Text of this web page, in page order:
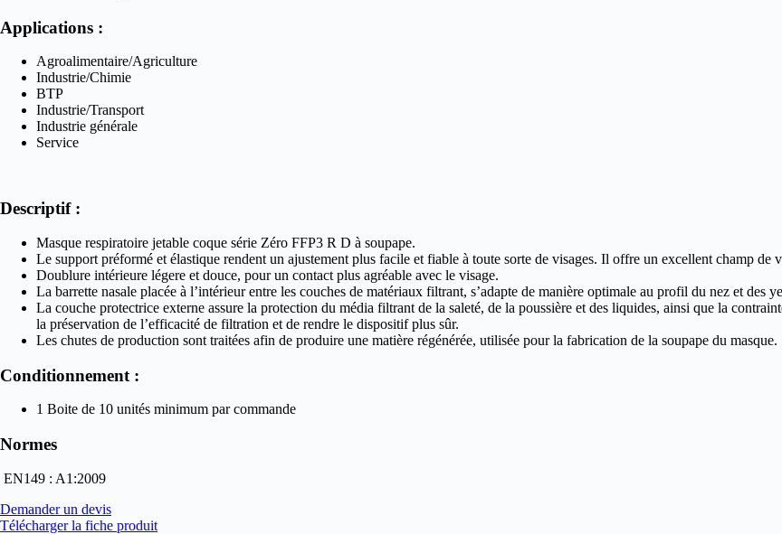
Applications :
Agroalimentaire/Agriculture
Industrie/Chimie
BTP
Industrie/Transport
Industrie générale
Service
Descriptif :
Masque respiratoire jetable coque série Zéro FFP3 R D à soupape.
Le support préformé et élastique rendent un ajustement plus facile et fiable à toute sorte de visages. Il offre un excellent champ
Doublure intérieure légere et douce, pour un contact plus agréable avec le visage.
La barrette nasale placée à l’intérieur entre les couches de matériaux filtrant, s’adapte de manière optimale au profil du nez et des
La couche protectrice externe assure la protection du média filtrant de la saleté, de la poussière et des liquides, ainsi que la
la préservation de l’efficacité de filtration et de rendre le dispositif plus sûr.
Les chutes de production sont traitées afin de produire une matière régénérée, utilisée pour la fabrication de la soupape du masque.
Conditionnement :
1 Boite de 10 unités minimum par commande
Normes
EN149 : A1:2009
Demander un devis
Télécharger la fiche produit